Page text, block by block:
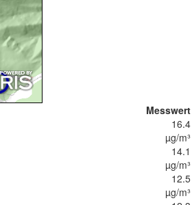
Messwert
16.4
µg/m³
14.1
µg/m³
12.5
µg/m³